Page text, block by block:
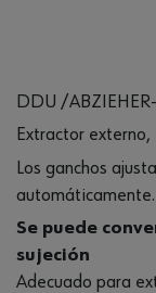
DDU /
Extractor
Los ganchos
automáticamente.
Se puede
sujeción
Adecuado para